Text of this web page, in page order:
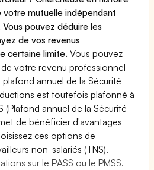
mutuelle indépendant
pouvez déduire les
de vos revenus
certaine limite.Vous pouvez
votre revenu professionnel
annuel de la Sécurité
est toutefois plafonné à
(Plafond annuel de la Sécurité
de bénéficier d'avantages
ces options de
non-salariés (TNS).
sur le PASS ou le PMSS.